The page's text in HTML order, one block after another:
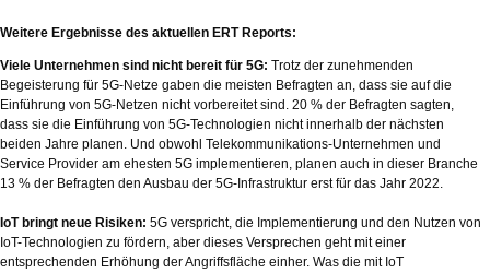
Weitere Ergebnisse des aktuellen ERT Reports:
Viele Unternehmen sind nicht bereit für 5G: Trotz der zunehmenden
Begeisterung für 5G-Netze gaben die meisten Befragten an, dass sie auf die
Einführung von 5G-Netzen nicht vorbereitet sind. 20 % der Befragten sagten,
dass sie die Einführung von 5G-Technologien nicht innerhalb der nächsten
beiden Jahre planen. Und obwohl Telekommunikations-Unternehmen und
Service Provider am ehesten 5G implementieren, planen auch in dieser Branche
13 % der Befragten den Ausbau der 5G-Infrastruktur erst für das Jahr 2022.
IoT bringt neue Risiken: 5G verspricht, die Implementierung und den Nutzen von
IoT-Technologien zu fördern, aber dieses Versprechen geht mit einer
entsprechenden Erhöhung der Angriffsfläche einher. Was die mit IoT